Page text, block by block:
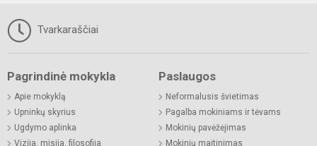
Tvarkaraščiai
Pagrindinė mokykla
Apie mokyklą
Upninkų skyrius
Ugdymo aplinka
Vizija, misija, filosofija
Paslaugos
Neformalusis švietimas
Pagalba mokiniams ir tėvams
Mokinių pavėžėjimas
Mokinių maitinimas